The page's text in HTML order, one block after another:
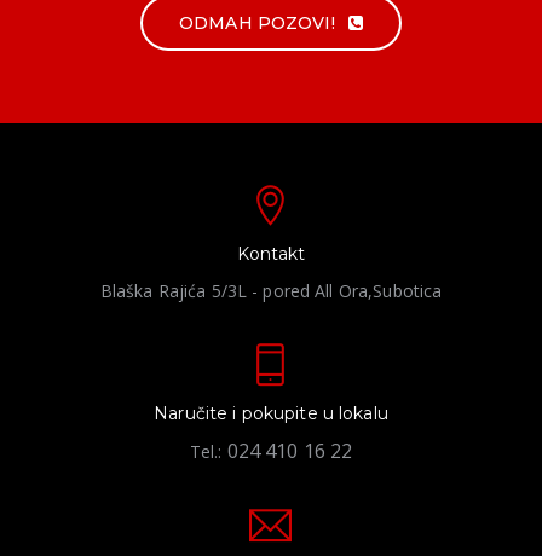
ODMAH POZOVI!
Kontakt
Blaška Rajića 5/3L - pored All Ora,Subotica
Naručite i pokupite u lokalu
Tel.: 024 410 16 22